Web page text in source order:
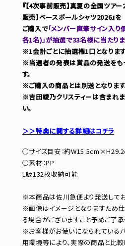
『【4次事前販売】真夏の全国ツアー
販売】ベースボールシャツ2026』を
ご購入で「メンバー直筆サイン入
各1名)」が抽選で33名様に当たりま
※1会計ごとに抽選権1口となります
※当選者の発表は賞品の発送をも
す。
※ご購入の商品とは別送となります
※吉田綾乃クリスティーは含まれ
い。
＞＞特典に関する詳細はコチラ
○サイズ目安：約
○素材：PP
L版132枚収納可能
※本商品は佐川急便より発送してお
※画像はイメージとなりますため
る場合がございますこと予めご了承
※お客様がお使いになられている
用環境等により、実際の商品と比